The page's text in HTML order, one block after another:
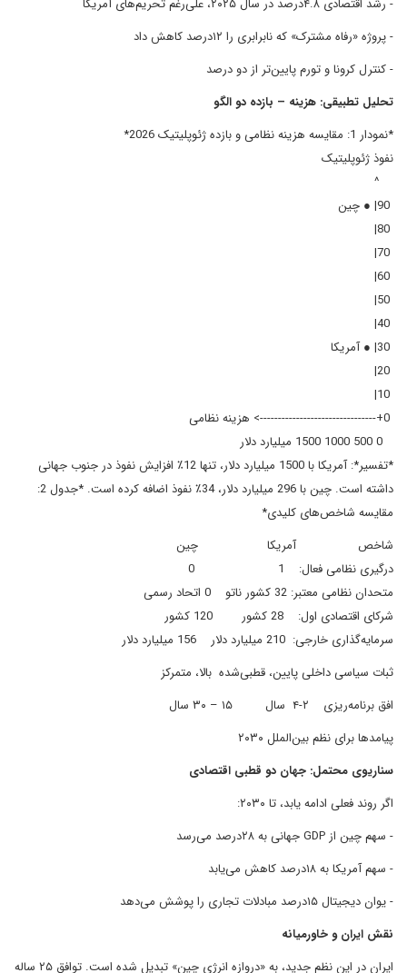
- رشد اقتصادی ۴.۸درصد در سال ۲۰۲۵، علی‌رغم تحریم‌های آمریکا
- پروژه «رفاه مشترک» که نابرابری را ۱۲درصد کاهش داد
- کنترل کرونا و تورم پایین‌تر از دو درصد
تحلیل تطبیقی: هزینه – بازده دو الگو
*نمودار 1: مقایسه هزینه نظامی و بازده ژئوپلیتیک 2026*
نفوذ ژئوپلیتیک
^
*تفسیر*: آمریکا با 1500 میلیارد دلار، تنها 12٪ افزایش نفوذ در جنوب جهانی
داشته است. چین با 296 میلیارد دلار، 34٪ نفوذ اضافه کرده است. *جدول 2:
مقایسه شاخص‌های کلیدی*
شاخص آمریکا چین
درگیری نظامی فعال: 1 0
متحدان نظامی معتبر: 32 کشور ناتو 0 اتحاد رسمی
شرکای اقتصادی اول: 28 کشور 120 کشور
سرمایه‌گذاری خارجی: 210 میلیارد دلار 156 میلیارد دلار
ثبات سیاسی داخلی پایین، قطبی‌شده بالا، متمرکز
افق برنامه‌ریزی ۲-۴ سال ۱۵ – ۳۰ سال
پیامدها برای نظم بین‌الملل ۲۰۳۰
سناریوی محتمل: جهان دو قطبی اقتصادی
اگر روند فعلی ادامه یابد، تا ۲۰۳۰:
- سهم چین از GDP جهانی به ۲۸درصد می‌رسد
- سهم آمریکا به ۱۸درصد کاهش می‌یابد
- یوان دیجیتال ۱۵درصد مبادلات تجاری را پوشش می‌دهد
نقش ایران و خاورمیانه
ایران در این نظم جدید، به «دروازه انرژی چین» تبدیل شده است. توافق ۲۵ ساله